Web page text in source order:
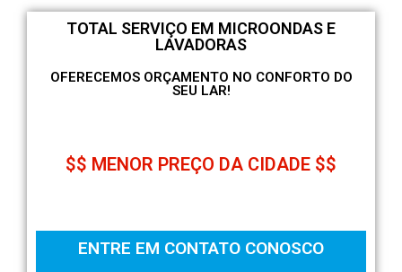
TOTAL SERVIÇO EM MICROONDAS E
LAVADORAS
OFERECEMOS ORÇAMENTO NO CONFORTO DO
SEU LAR!
$$ MENOR PREÇO DA CIDADE $$
ENTRE EM CONTATO CONOSCO